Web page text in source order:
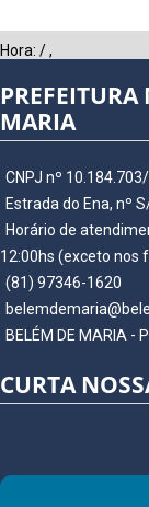
Hora: /,
MARIA
CNPJ nº
Estrada do Ena, nº
Horário de
12:00hs (exceto nos
(81) 97346-1620
BELÉM DE MARIA -
CURTA